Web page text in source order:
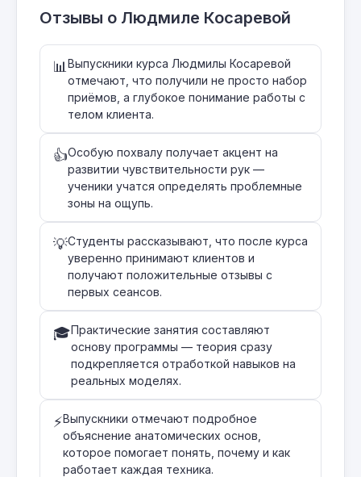
Отзывы о Людмиле Косаревой
📊 Выпускники курса Людмилы Косаревой
отмечают, что получили не просто набор
приёмов, а глубокое понимание работы с
телом клиента.
👍Особую похвалу получает акцент на
развитии чувствительности рук —
ученики учатся определять проблемные
зоны на ощупь.
💡Студенты рассказывают, что после курса
уверенно принимают клиентов и
получают положительные отзывы с
первых сеансов.
🎓Практические занятия составляют
основу программы — теория сразу
подкрепляется отработкой навыков на
реальных моделях.
⚡Выпускники отмечают подробное
объяснение анатомических основ,
которое помогает понять, почему и как
работает каждая техника.